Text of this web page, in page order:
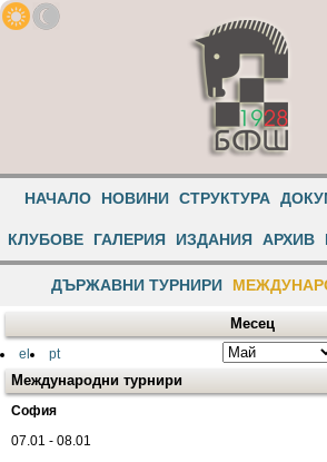
НАЧАЛО НОВИНИ СТРУКТУРА
КЛУБОВЕ ГАЛЕРИЯ ИЗДАНИЯ АРХИВ
ДЪРЖАВНИ ТУРНИРИ
Месец
el pt
Международни турнири
София
07.01 - 08.01